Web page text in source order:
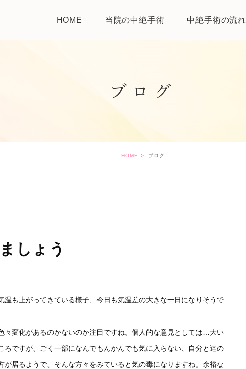
HOME 当院の中絶手術 中絶手術の流れ
ブログ
HOME ブログ
しょう
も上がってきている様子、今日も気温差の大きな一日になりそうで
々変化があるのかないのか注目ですね。個人的な意見としては…大い
ろですが、ごく一部になんでもんかんでも気に入らない、自分と達の
が居るようで、そんな方々をみていると気の毒になりますね。余裕な